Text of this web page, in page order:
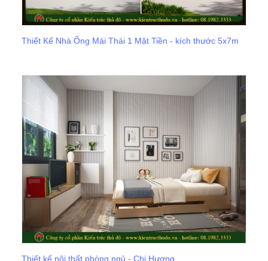
Thiết Kế Nhà Ống Mái Thái 1 Mặt Tiền - kích thước 5x7m
Thiết kế nội thất phòng ngủ - Chị Hương